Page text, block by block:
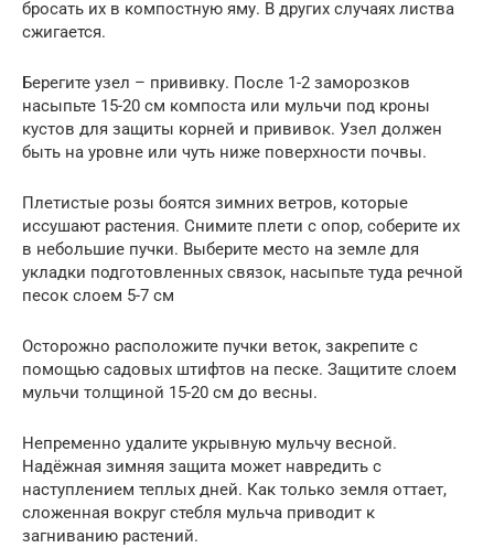
бросать их в компостную яму. В других случаях листва
сжигается.
Берегите узел – прививку. После 1-2 заморозков
насыпьте 15-20 см компоста или мульчи под кроны
кустов для защиты корней и прививок. Узел должен
быть на уровне или чуть ниже поверхности почвы.
Плетистые розы боятся зимних ветров, которые
иссушают растения. Снимите плети с опор, соберите их
в небольшие пучки. Выберите место на земле для
укладки подготовленных связок, насыпьте туда речной
песок слоем 5-7 см
Осторожно расположите пучки веток, закрепите с
помощью садовых штифтов на песке. Защитите слоем
мульчи толщиной 15-20 см до весны.
Непременно удалите укрывную мульчу весной.
Надёжная зимняя защита может навредить с
наступлением теплых дней. Как только земля оттает,
сложенная вокруг стебля мульча приводит к
загниванию растений.